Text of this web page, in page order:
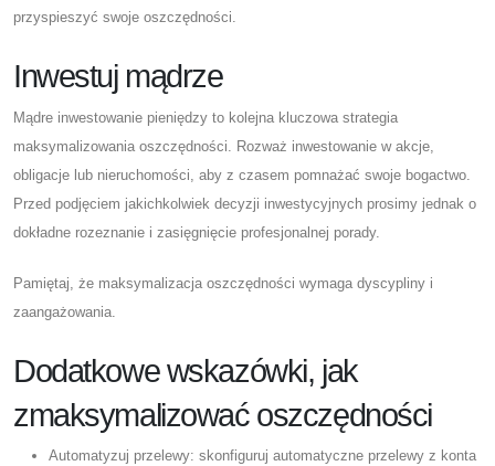
przyspieszyć swoje oszczędności.
Inwestuj mądrze
Mądre inwestowanie pieniędzy to kolejna kluczowa strategia
maksymalizowania oszczędności. Rozważ inwestowanie w akcje,
obligacje lub nieruchomości, aby z czasem pomnażać swoje bogactwo.
Przed podjęciem jakichkolwiek decyzji inwestycyjnych prosimy jednak o
dokładne rozeznanie i zasięgnięcie profesjonalnej porady.
Pamiętaj, że maksymalizacja oszczędności wymaga dyscypliny i
zaangażowania.
Dodatkowe wskazówki, jak
zmaksymalizować oszczędności
Automatyzuj przelewy: skonfiguruj automatyczne przelewy z konta